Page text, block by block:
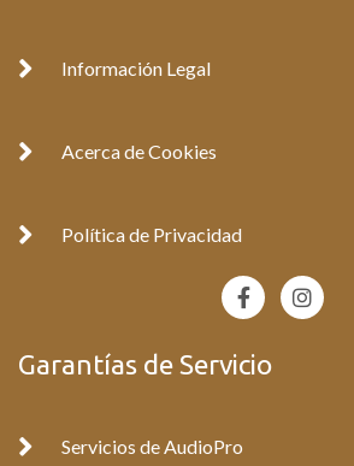
Información Legal
Acerca de Cookies
Política de Privacidad
F
a
c
e
b
-
I
n
s
Garantías de Servicio
Servicios de AudioPro